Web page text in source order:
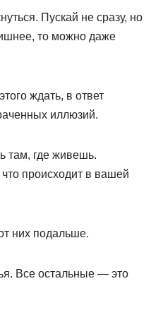
Пускай не сразу, но
то можно даже
ждать, в ответ
иллюзий.
там, где живешь.
происходит в вашей
них подальше.
Все остальные — это